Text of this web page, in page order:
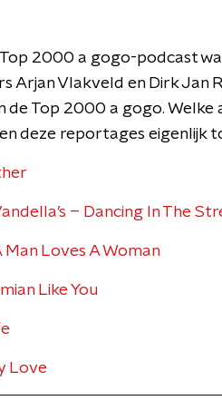
2000 a gogo-podcast
Arjan Vlakveld en Dirk Jan
de Top 2000 a gogo. Welke
deze reportages eigenlijk
– Dancing In The
Man Loves A Woman
Like You
Love